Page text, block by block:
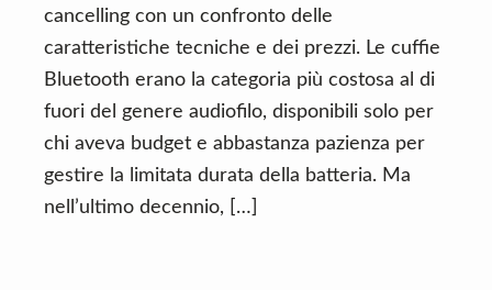
cancelling con un confronto delle
caratteristiche tecniche e dei prezzi. Le cuffie
Bluetooth erano la categoria più costosa al di
fuori del genere audiofilo, disponibili solo per
chi aveva budget e abbastanza pazienza per
gestire la limitata durata della batteria. Ma
nell’ultimo decennio, […]